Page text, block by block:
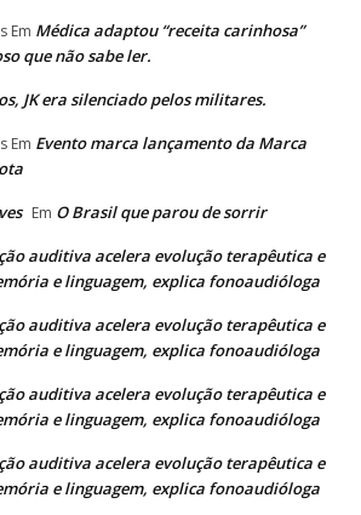
Em Médica adaptou “receita carinhosa”
que não sabe ler.
JK era silenciado pelos militares.
Em Evento marca lançamento da Marca
Em O Brasil que parou de sorrir
auditiva acelera evolução terapêutica e
e linguagem, explica fonoaudióloga
auditiva acelera evolução terapêutica e
e linguagem, explica fonoaudióloga
auditiva acelera evolução terapêutica e
e linguagem, explica fonoaudióloga
auditiva acelera evolução terapêutica e
e linguagem, explica fonoaudióloga